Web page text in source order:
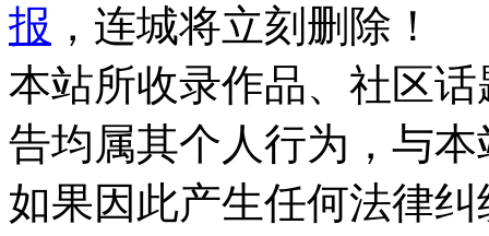
报 ，连城将立刻删除！
本站所收录作品、社区
告均属其个人行为，与
如果因此产生任何法律